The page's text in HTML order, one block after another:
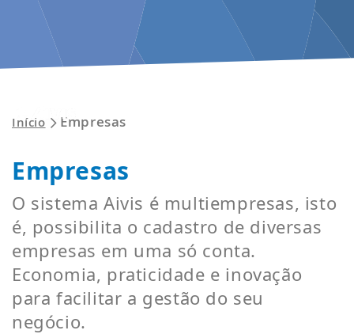
Início Empresas
Empresas
O sistema Aivis é multiempresas, isto
é, possibilita o cadastro de diversas
empresas em uma só conta.
Economia, praticidade e inovação
para facilitar a gestão do seu
negócio.